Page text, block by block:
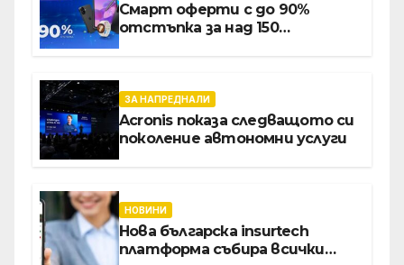
Смарт оферти с до 90%
отстъпка за над 150
ЗА НАПРЕДНАЛИ
Acronis показа следващото си
поколение автономни услуги
НОВИНИ
Нова българска insurtech
платформа събира всички